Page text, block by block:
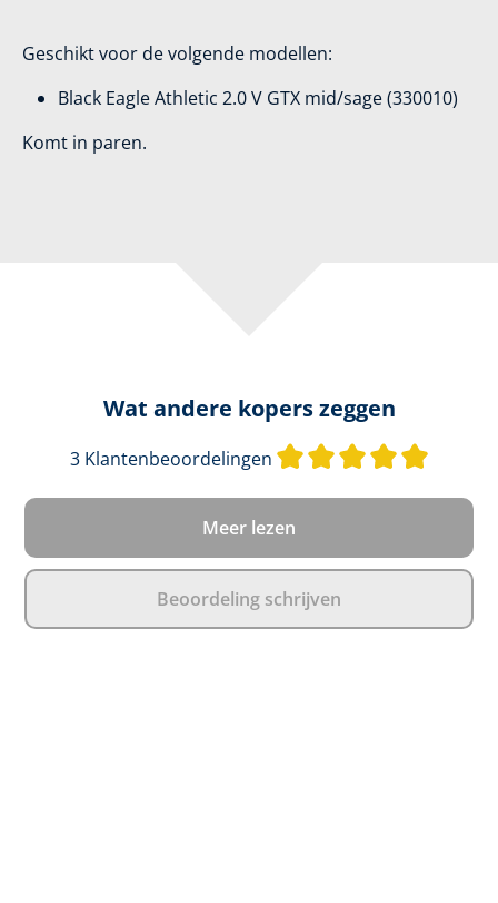
Geschikt voor de volgende modellen:
Black Eagle Athletic 2.0 V GTX mid/sage (330010)
Komt in paren.
Wat andere kopers zeggen
3 Klantenbeoordelingen
Meer lezen
Beoordeling schrijven